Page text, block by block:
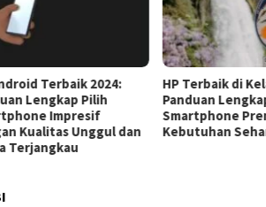
di Kelasnya:
Lengkap Memilih
Premium untuk
Sehari‑hari Anda
HP Mirip iPhone
Pilihan Terbaik
Kualitas
Genggaman